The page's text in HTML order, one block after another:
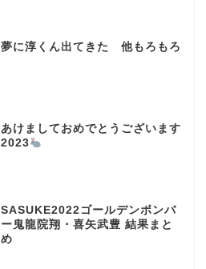
夢に淳くん出てきた 他もろもろ
あけましておめでとうございます
2023
SASUKE2022ゴールデンボンバ
ー鬼龍院翔・喜矢武豊 結果まと
め